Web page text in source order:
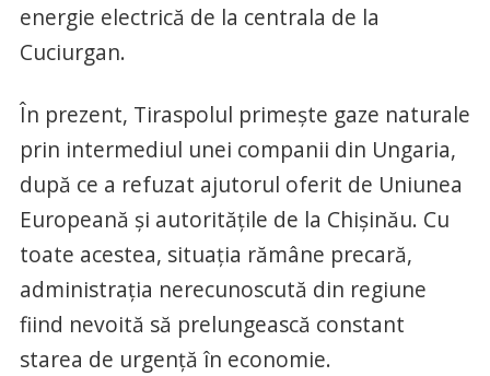
energie electrică de la centrala de la
Cuciurgan.
În prezent, Tiraspolul primeşte gaze naturale
prin intermediul unei companii din Ungaria,
după ce a refuzat ajutorul oferit de Uniunea
Europeană şi autorităţile de la Chişinău. Cu
toate acestea, situaţia rămâne precară,
administraţia nerecunoscută din regiune
fiind nevoită să prelungească constant
starea de urgenţă în economie.